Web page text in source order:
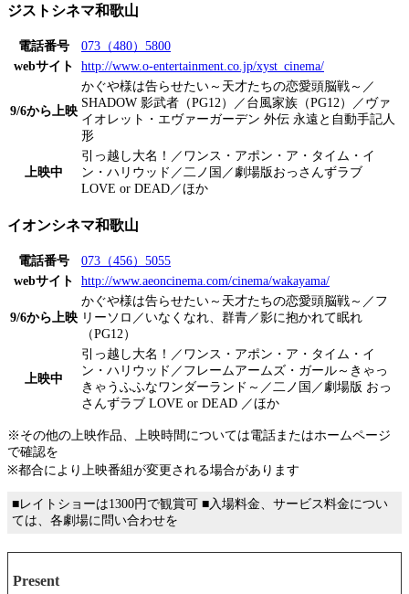
ジストシネマ和歌山
電話番号
073（480）5800
webサイト
http://www.o-entertainment.co.jp/xyst_cinema/
9/6から上映
かぐや様は告らせたい～天才たちの恋愛頭脳戦～／
SHADOW 影武者（PG12）／台風家族（PG12）／ヴァ
イオレット・エヴァーガーデン 外伝 永遠と自動手記人
形
上映中
引っ越し大名！／ワンス・アポン・ア・タイム・イ
ン・ハリウッド／二ノ国／劇場版おっさんずラブ
LOVE or DEAD／ほか
イオンシネマ和歌山
電話番号
073（456）5055
webサイト
http://www.aeoncinema.com/cinema/wakayama/
9/6から上映
かぐや様は告らせたい～天才たちの恋愛頭脳戦～／フ
リーソロ／いなくなれ、群青／影に抱かれて眠れ
（PG12）
上映中
引っ越し大名！／ワンス・アポン・ア・タイム・イ
ン・ハリウッド／フレームアームズ・ガール～きゃっ
きゃうふふなワンダーランド～／二ノ国／劇場版 おっ
さんずラブ LOVE or DEAD ／ほか
※その他の上映作品、上映時間については電話またはホームページ
で確認を
※都合により上映番組が変更される場合があります
■レイトショーは1300円で観賞可 ■入場料金、サービス料金につい
ては、各劇場に問い合わせを
Present